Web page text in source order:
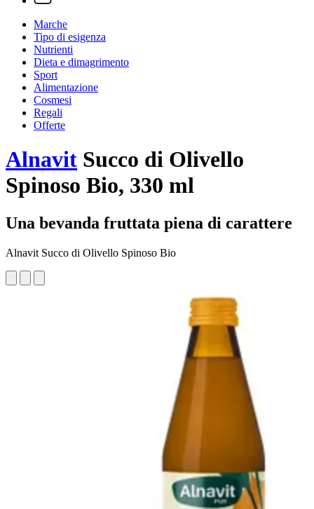
Marche
Tipo di esigenza
Nutrienti
Dieta e dimagrimento
Sport
Alimentazione
Cosmesi
Regali
Offerte
Alnavit Succo di Olivello
Spinoso Bio, 330 ml
Una bevanda fruttata piena di carattere
Alnavit Succo di Olivello Spinoso Bio